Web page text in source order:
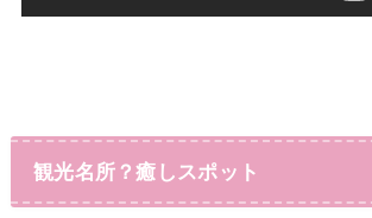
観光名所？癒しスポット